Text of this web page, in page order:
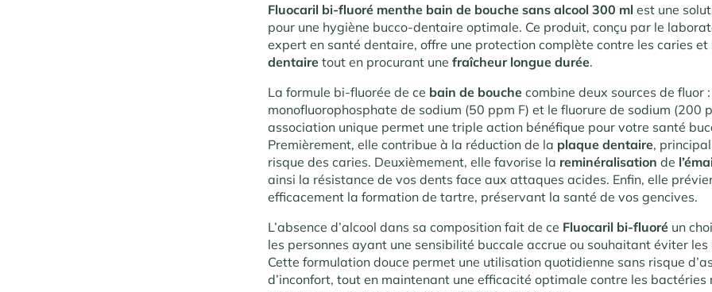
Fluocaril bi-fluoré menthe bain de bouche sans alcool 300 ml est une
pour une hygiène bucco-dentaire optimale. Ce produit, conçu par le
expert en santé dentaire, offre une protection complète contre les caries et
dentairetout en procurant unefraîcheur longue durée.
La formule bi-fluorée de ce bain de bouche combine deux sources de fluor
monofluorophosphate de sodium (50 ppm F) et le fluorure de sodium (200
association unique permet une triple action bénéfique pour votre santé
Premièrement, elle contribue à la réduction de la plaque dentaire,
risque des caries. Deuxièmement, elle favorise la reminéralisationde
ainsi la résistance de vos dents face aux attaques acides. Enfin, elle
efficacement la formation de tartre, préservant la santé de vos gencives.
L’absence d’alcool dans sa composition fait de ce Fluocaril bi-fluoré un
les personnes ayant une sensibilité buccale accrue ou souhaitant éviter
Cette formulation douce permet une utilisation quotidienne sans risque
d’inconfort, tout en maintenant une efficacité optimale contre les bactéries